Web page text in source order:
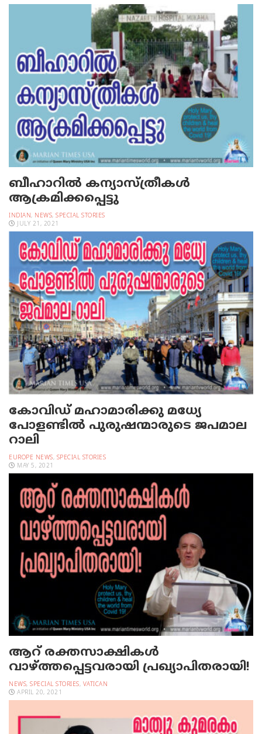
ബീഹാറില്‍ കന്യാസ്ത്രീകള്‍
ആക്രമിക്കപ്പെട്ടു
INDIAN, NEWS, SPECIAL STORIES
JULY 21, 2021
കോവിഡ് മഹാമാരിക്കു മധ്യേ
പോളണ്ടില്‍ പുരുഷന്മാരുടെ ജപമാല
റാലി
EUROPE NEWS, SPECIAL STORIES
MAY 5, 2021
ആറ് രക്തസാക്ഷികള്‍
വാഴ്ത്തപ്പെട്ടവരായി പ്രഖ്യാപിതരായി!
NEWS, SPECIAL STORIES, VATICAN
APRIL 20, 2021